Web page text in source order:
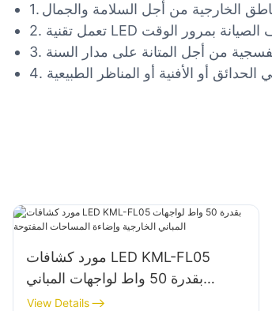
مورد كشافات LED KML-FL05
بقدرة 50 واط لواجهات المباني
الخارجية وإضاءة المساحات المفتوحة
View Details